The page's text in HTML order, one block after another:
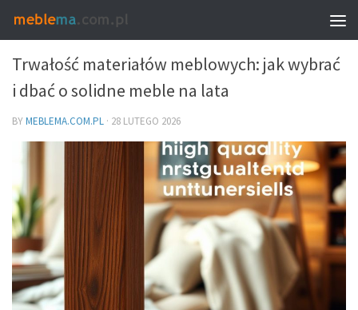
MEBLE – PROPORCJE, UKŁAD I WYBÓR
Trwałość materiałów meblowych: jak wybrać
i dbać o solidne meble na lata
BYMEBLEMA.COM.PL · 28 LUTEGO 2026